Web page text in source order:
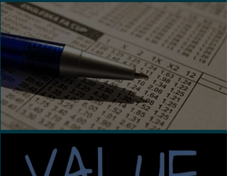
Τι είναι τα Ασιατικά Χάντικαπ;